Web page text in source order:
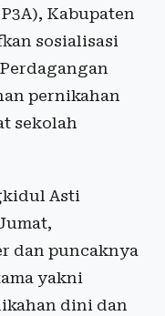
Kabupaten
sosialisasi
pernikahan
sekolah
Asti
dan puncaknya
yakni
dini dan